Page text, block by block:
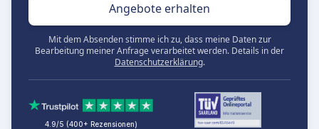
Angebote erhalten
Mit dem Absenden stimme ich zu, dass meine Daten zur
Bearbeitung meiner Anfrage verarbeitet werden. Details in der
Datenschutzerklärung.
4.9/5 (400+ Rezensionen)